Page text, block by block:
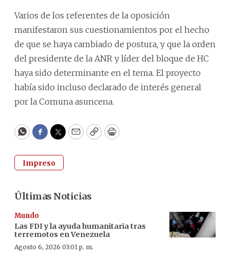
Varios de los referentes de la oposición
manifestaron sus cuestionamientos por el hecho
de que se haya cambiado de postura, y que la orden
del presidente de la ANR y líder del bloque de HC
haya sido determinante en el tema. El proyecto
había sido incluso declarado de interés general
por la Comuna asuncena.
WhatsApp
Facebook
Twitter
EmailCopyPrint
Impreso
Últimas Noticias
Mundo
Las FDI y la ayuda humanitaria tras
terremotos en Venezuela
Agosto 6, 2026 03:01 p. m.